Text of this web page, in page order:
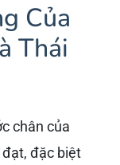
Của
Thái
chân của
đặc biệt